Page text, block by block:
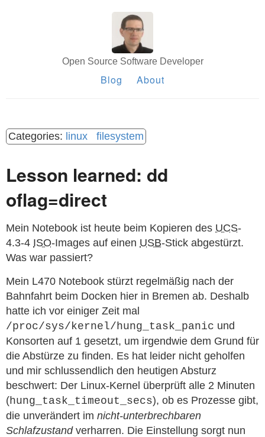
Open Source Software Developer
Blog About
linux filesystem
Lesson learned: dd
oflag=direct
Mein Notebook ist heute beim Kopieren des UCS-
4.3-4 ISO-Images auf einen USB-Stick abgestürzt.
Was war passiert?
Mein L470 Notebook stürzt regelmäßig nach der
Bahnfahrt beim Docken hier in Bremen ab. Deshalb
hatte ich vor einiger Zeit mal
/proc/sys/kernel/hung_task_panic und
Konsorten auf 1 gesetzt, um irgendwie dem Grund für
die Abstürze zu finden. Es hat leider nicht geholfen
und mir schlussendlich den heutigen Absturz
beschwert: Der Linux-Kernel überprüft alle 2 Minuten
(hung_task_timeout_secs), ob es Prozesse gibt,
die unverändert im nicht-unterbrechbaren
Schlafzustandverharren. Die Einstellung sorgt nun